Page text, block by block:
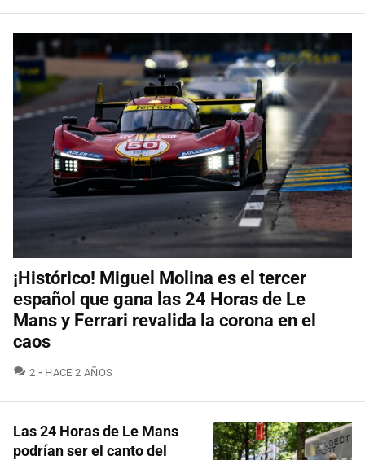
¡Histórico! Miguel Molina es el tercer
español que gana las 24 Horas de Le
Mans y Ferrari revalida la corona en el
caos
2 COMENTARIOS
HACE 2 AÑOS
Las 24 Horas de Le Mans
podrían ser el canto del